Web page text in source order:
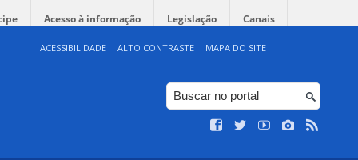
Acesso à informação Legislação Canais
ACESSIBILIDADE ALTO CONTRASTE MAPA DO SITE